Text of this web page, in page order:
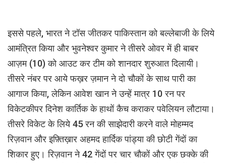
इससे पहले, भारत ने टॉस जीतकर पाकिस्तान को बल्लेबाजी के लिये
आमंत्रित किया और भुवनेश्वर कुमार ने तीसरे ओवर में ही बाबर
आज़म (10) को आउट कर टीम को शानदार शुरुआत दिलायी।
तीसरे नंबर पर आये फख़र ज़मान ने दो चौकों के साथ पारी का
आगाज किया, लेकिन आवेश खान ने उन्हें मात्र 10 रन पर
विकेटकीपर दिनेश कार्तिक के हाथों कैच कराकर पवेलियन लौटाया।
तीसरे विकेट के लिये 45 रन की साझेदारी करने वाले मोहम्मद
रिज़वान और इफ़्तिख़ार अहमद हार्दिक पांड्या की छोटी गेंदों का
शिकार हुए। रिज़वान ने 42 गेंदों पर चार चौकों और एक छक्के की